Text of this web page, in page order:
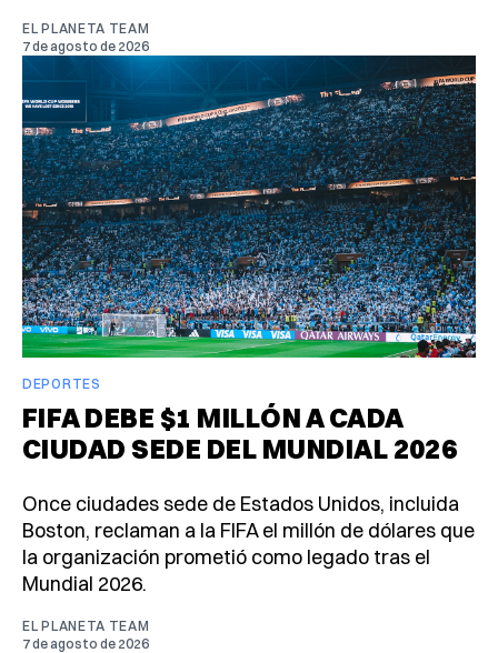
EL PLANETA TEAM
7 de agosto de 2026
DEPORTES
FIFA DEBE $1 MILLÓN A CADA
CIUDAD SEDE DEL MUNDIAL 2026
Once ciudades sede de Estados Unidos, incluida
Boston, reclaman a la FIFA el millón de dólares que
la organización prometió como legado tras el
Mundial 2026.
EL PLANETA TEAM
7 de agosto de 2026